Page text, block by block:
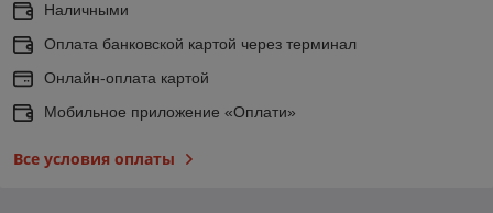
Наличными
Оплата банковской картой через терминал
Онлайн-оплата картой
Мобильное приложение «Оплати»
Все условия оплаты